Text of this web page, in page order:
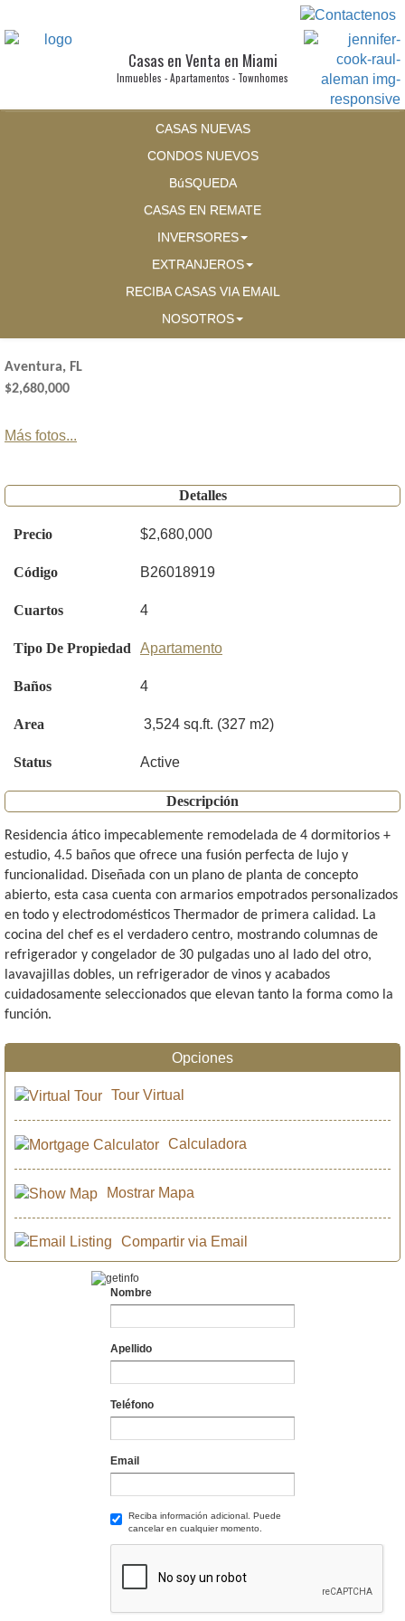
Casas en Venta en Miami
Inmuebles - Apartamentos - Townhomes
CASAS NUEVAS
CONDOS NUEVOS
BúSQUEDA
CASAS EN REMATE
INVERSORES
EXTRANJEROS
RECIBA CASAS VIA EMAIL
NOSOTROS
Aventura, FL
$2,680,000
Más fotos...
Detalles
Precio $2,680,000
Código B26018919
Cuartos 4
Tipo De Propiedad Apartamento
Baños 4
Area 3,524 sq.ft. (327 m2)
Status Active
Descripción
Residencia ático impecablemente remodelada de 4 dormitorios +
estudio, 4.5 baños que ofrece una fusión perfecta de lujo y
funcionalidad. Diseñada con un plano de planta de concepto
abierto, esta casa cuenta con armarios empotrados personalizados
en todo y electrodomésticos Thermador de primera calidad. La
cocina del chef es el verdadero centro, mostrando columnas de
refrigerador y congelador de 30 pulgadas uno al lado del otro,
lavavajillas dobles, un refrigerador de vinos y acabados
cuidadosamente seleccionados que elevan tanto la forma como la
función.
Opciones
Tour Virtual
Calculadora
Mostrar Mapa
Compartir via Email
Nombre
Apellido
Teléfono
Email
Reciba información adicional. Puede
cancelar en cualquier momento.